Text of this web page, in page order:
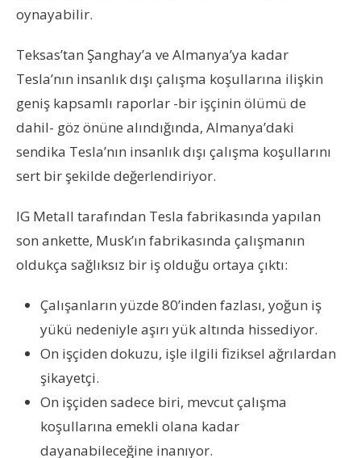
oynayabilir.
Teksas’tan Şanghay’a ve Almanya’ya kadar
Tesla’nın insanlık dışı çalışma koşullarına ilişkin
geniş kapsamlı raporlar -bir işçinin ölümü de
dahil- göz önüne alındığında, Almanya’daki
sendika Tesla’nın insanlık dışı çalışma koşullarını
sert bir şekilde değerlendiriyor.
IG Metall tarafından Tesla fabrikasında yapılan
son ankette, Musk’ın fabrikasında çalışmanın
oldukça sağlıksız bir iş olduğu ortaya çıktı:
Çalışanların yüzde 80’inden fazlası, yoğun iş
yükü nedeniyle aşırı yük altında hissediyor.
On işçiden dokuzu, işle ilgili fiziksel ağrılardan
şikayetçi.
On işçiden sadece biri, mevcut çalışma
koşullarına emekli olana kadar
dayanabileceğine inanıyor.